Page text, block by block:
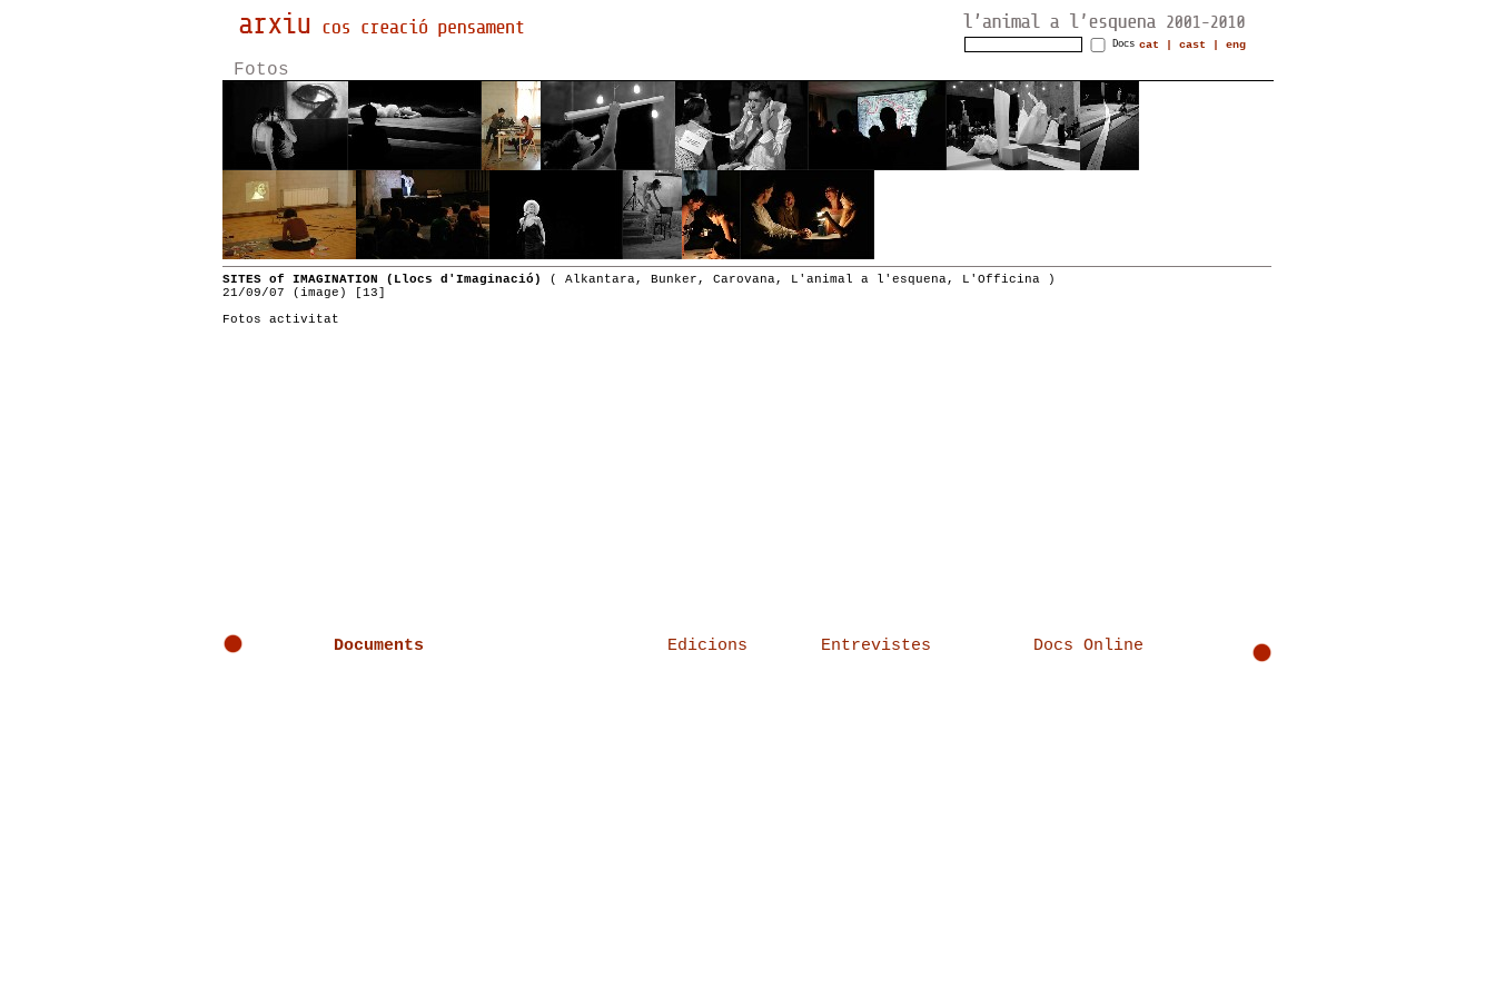
Docs cat cast eng
Fotos
SITES of IMAGINATION (Llocs d'Imaginació)
( Alkantara, Bunker, Carovana, L'animal a l'esquena, L'Officina )
21/09/07 (image) [13]
Fotos activitat
Documents Edicions Entrevistes Docs Online